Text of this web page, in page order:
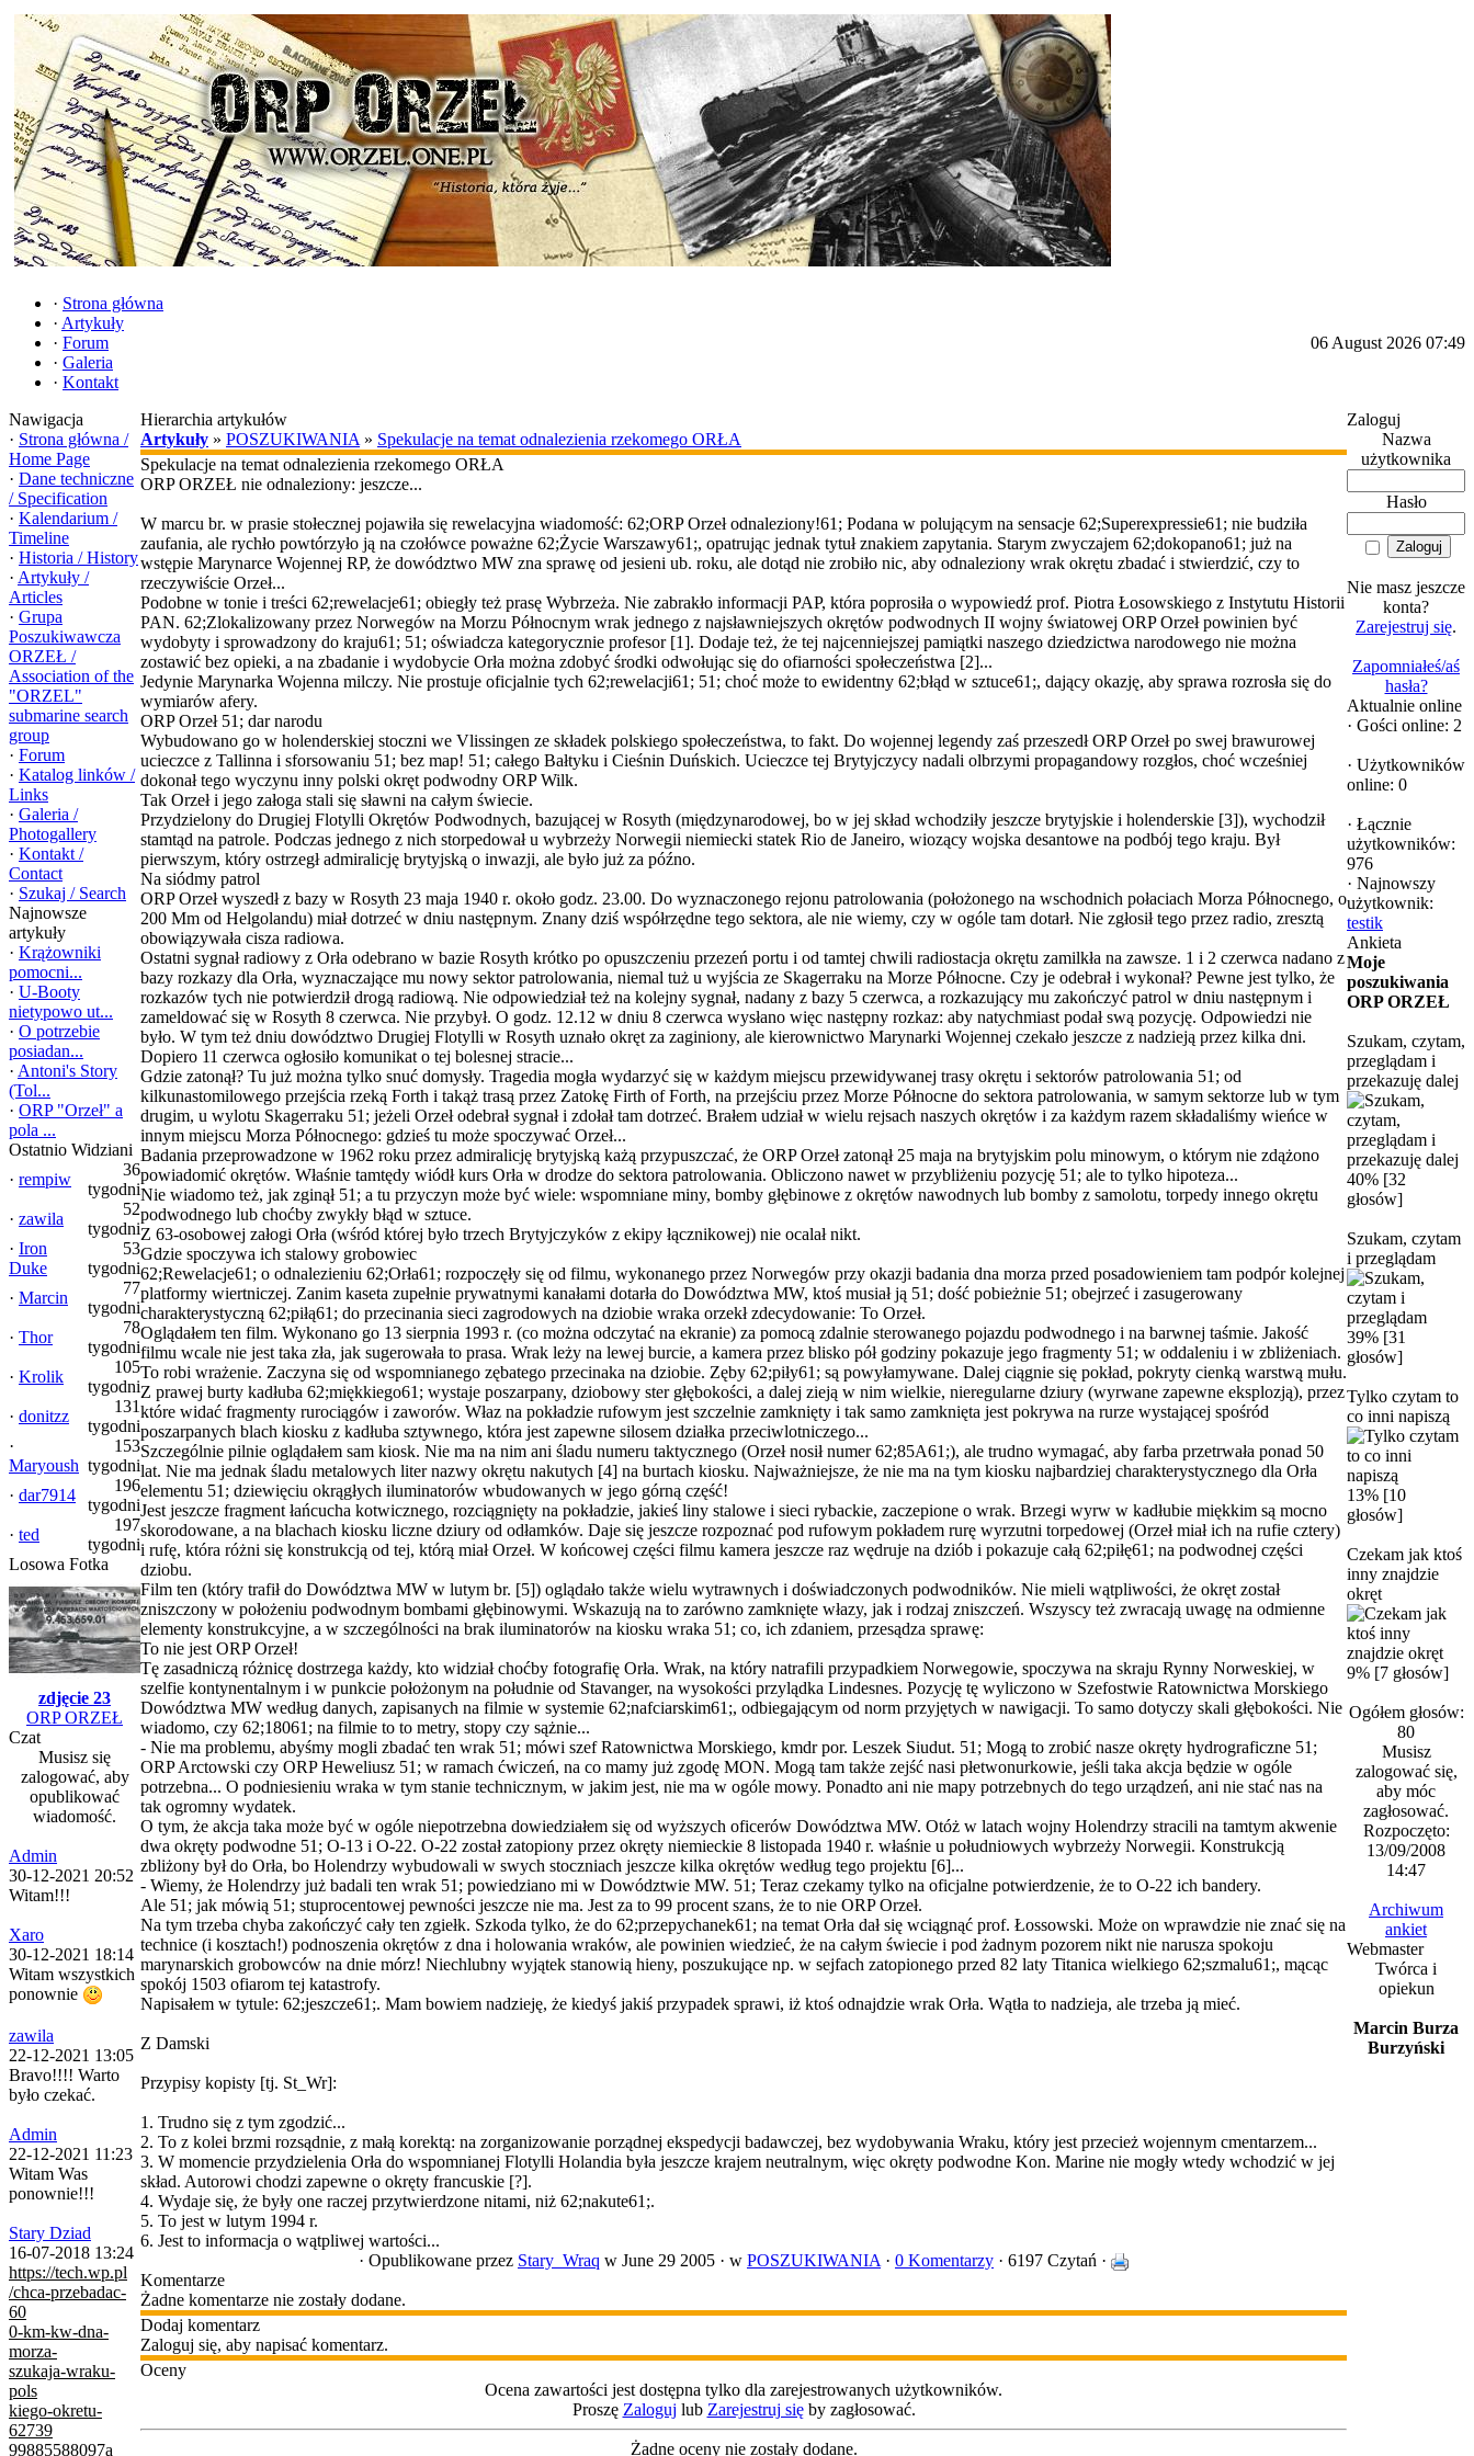
· Strona główna
· Artykuły
· Forum
· Galeria
· Kontakt
06 August 2026 07:49
Nawigacja
· Strona główna /
Home Page
· Dane techniczne
/ Specification
· Kalendarium /
Timeline
· Historia / History
· Artykuły /
Articles
· Grupa
Poszukiwawcza
ORZEŁ /
Association of the
"ORZEL"
submarine search
group
· Forum
· Katalog linków /
Links
· Galeria /
Photogallery
· Kontakt /
Contact
· Szukaj / Search
Najnowsze
artykuły
· Krążowniki
pomocni...
· U-Booty
nietypowo ut...
· O potrzebie
posiadan...
· Antoni's Story
(Tol...
· ORP "Orzeł" a
pola ...
Ostatnio Widziani
· rempiw
36
tygodni
· zawila
52
tygodni
· Iron
Duke
53
tygodni
· Marcin
77
tygodni
· Thor
78
tygodni
· Krolik
105
tygodni
· donitzz
131
tygodni
·
Maryoush
153
tygodni
· dar7914
196
tygodni
· ted
197
tygodni
Losowa Fotka
zdjęcie 23
ORP ORZEŁ
Czat
Musisz się
zalogować, aby
opublikować
wiadomość.
Admin
30-12-2021 20:52
Witam!!!
Xaro
30-12-2021 18:14
Witam wszystkich
ponownie
zawila
22-12-2021 13:05
Bravo!!!! Warto
było czekać.
Admin
22-12-2021 11:23
Witam Was
ponownie!!!
Stary Dziad
16-07-2018 13:24
https://tech.wp.pl
/chca-przebadac-
60
0-km-kw-dna-
morza-
szukaja-wraku-
pols
kiego-okretu-
62739
99885588097a
Hierarchia artykułów
Artykuły » POSZUKIWANIA » Spekulacje na temat odnalezienia rzekomego ORŁA
Spekulacje na temat odnalezienia rzekomego ORŁA
ORP ORZEŁ nie odnaleziony: jeszcze...
W marcu br. w prasie stołecznej pojawiła się rewelacyjna wiadomość: 62;ORP Orzeł odnaleziony!61; Podana w polującym na sensacje 62;Superexpressie61; nie budziła
zaufania, ale rychło powtórzyło ją na czołówce poważne 62;Życie Warszawy61;, opatrując jednak tytuł znakiem zapytania. Starym zwyczajem 62;dokopano61; już na
wstępie Marynarce Wojennej RP, że dowództwo MW zna sprawę od jesieni ub. roku, ale dotąd nie zrobiło nic, aby odnaleziony wrak okrętu zbadać i stwierdzić, czy to
rzeczywiście Orzeł...
Podobne w tonie i treści 62;rewelacje61; obiegły też prasę Wybrzeża. Nie zabrakło informacji PAP, która poprosiła o wypowiedź prof. Piotra Łosowskiego z Instytutu Historii
PAN. 62;Zlokalizowany przez Norwegów na Morzu Północnym wrak jednego z najsławniejszych okrętów podwodnych II wojny światowej ORP Orzeł powinien być
wydobyty i sprowadzony do kraju61; 51; oświadcza kategorycznie profesor [1]. Dodaje też, że tej najcenniejszej pamiątki naszego dziedzictwa narodowego nie można
zostawić bez opieki, a na zbadanie i wydobycie Orła można zdobyć środki odwołując się do ofiarności społeczeństwa [2]...
Jedynie Marynarka Wojenna milczy. Nie prostuje oficjalnie tych 62;rewelacji61; 51; choć może to ewidentny 62;błąd w sztuce61;, dający okazję, aby sprawa rozrosła się do
wymiarów afery.
ORP Orzeł 51; dar narodu
Wybudowano go w holenderskiej stoczni we Vlissingen ze składek polskiego społeczeństwa, to fakt. Do wojennej legendy zaś przeszedł ORP Orzeł po swej brawurowej
ucieczce z Tallinna i sforsowaniu 51; bez map! 51; całego Bałtyku i Cieśnin Duńskich. Ucieczce tej Brytyjczycy nadali olbrzymi propagandowy rozgłos, choć wcześniej
dokonał tego wyczynu inny polski okręt podwodny ORP Wilk.
Tak Orzeł i jego załoga stali się sławni na całym świecie.
Przydzielony do Drugiej Flotylli Okrętów Podwodnych, bazującej w Rosyth (międzynarodowej, bo w jej skład wchodziły jeszcze brytyjskie i holenderskie [3]), wychodził
stamtąd na patrole. Podczas jednego z nich storpedował u wybrzeży Norwegii niemiecki statek Rio de Janeiro, wiozący wojska desantowe na podbój tego kraju. Był
pierwszym, który ostrzegł admiralicję brytyjską o inwazji, ale było już za późno.
Na siódmy patrol
ORP Orzeł wyszedł z bazy w Rosyth 23 maja 1940 r. około godz. 23.00. Do wyznaczonego rejonu patrolowania (położonego na wschodnich połaciach Morza Północnego, o
200 Mm od Helgolandu) miał dotrzeć w dniu następnym. Znany dziś współrzędne tego sektora, ale nie wiemy, czy w ogóle tam dotarł. Nie zgłosił tego przez radio, zresztą
obowiązywała cisza radiowa.
Ostatni sygnał radiowy z Orła odebrano w bazie Rosyth krótko po opuszczeniu przezeń portu i od tamtej chwili radiostacja okrętu zamilkła na zawsze. 1 i 2 czerwca nadano z
bazy rozkazy dla Orła, wyznaczające mu nowy sektor patrolowania, niemal tuż u wyjścia ze Skagerraku na Morze Północne. Czy je odebrał i wykonał? Pewne jest tylko, że
rozkazów tych nie potwierdził drogą radiową. Nie odpowiedział też na kolejny sygnał, nadany z bazy 5 czerwca, a rozkazujący mu zakończyć patrol w dniu następnym i
zameldować się w Rosyth 8 czerwca. Nie przybył. O godz. 12.12 w dniu 8 czerwca wysłano więc następny rozkaz: aby natychmiast podał swą pozycję. Odpowiedzi nie
było. W tym też dniu dowództwo Drugiej Flotylli w Rosyth uznało okręt za zaginiony, ale kierownictwo Marynarki Wojennej czekało jeszcze z nadzieją przez kilka dni.
Dopiero 11 czerwca ogłosiło komunikat o tej bolesnej stracie...
Gdzie zatonął? Tu już można tylko snuć domysły. Tragedia mogła wydarzyć się w każdym miejscu przewidywanej trasy okrętu i sektorów patrolowania 51; od
kilkunastomilowego przejścia rzeką Forth i takąż trasą przez Zatokę Firth of Forth, na przejściu przez Morze Północne do sektora patrolowania, w samym sektorze lub w tym
drugim, u wylotu Skagerraku 51; jeżeli Orzeł odebrał sygnał i zdołał tam dotrzeć. Brałem udział w wielu rejsach naszych okrętów i za każdym razem składaliśmy wieńce w
innym miejscu Morza Północnego: gdzieś tu może spoczywać Orzeł...
Badania przeprowadzone w 1962 roku przez admiralicję brytyjską każą przypuszczać, że ORP Orzeł zatonął 25 maja na brytyjskim polu minowym, o którym nie zdążono
powiadomić okrętów. Właśnie tamtędy wiódł kurs Orła w drodze do sektora patrolowania. Obliczono nawet w przybliżeniu pozycję 51; ale to tylko hipoteza...
Nie wiadomo też, jak zginął 51; a tu przyczyn może być wiele: wspomniane miny, bomby głębinowe z okrętów nawodnych lub bomby z samolotu, torpedy innego okrętu
podwodnego lub choćby zwykły błąd w sztuce.
Z 63-osobowej załogi Orła (wśród której było trzech Brytyjczyków z ekipy łącznikowej) nie ocalał nikt.
Gdzie spoczywa ich stalowy grobowiec
62;Rewelacje61; o odnalezieniu 62;Orła61; rozpoczęły się od filmu, wykonanego przez Norwegów przy okazji badania dna morza przed posadowieniem tam podpór kolejnej
platformy wiertniczej. Zanim kaseta zupełnie prywatnymi kanałami dotarła do Dowództwa MW, ktoś musiał ją 51; dość pobieżnie 51; obejrzeć i zasugerowany
charakterystyczną 62;piłą61; do przecinania sieci zagrodowych na dziobie wraka orzekł zdecydowanie: To Orzeł.
Oglądałem ten film. Wykonano go 13 sierpnia 1993 r. (co można odczytać na ekranie) za pomocą zdalnie sterowanego pojazdu podwodnego i na barwnej taśmie. Jakość
filmu wcale nie jest taka zła, jak sugerowała to prasa. Wrak leży na lewej burcie, a kamera przez blisko pół godziny pokazuje jego fragmenty 51; w oddaleniu i w zbliżeniach.
To robi wrażenie. Zaczyna się od wspomnianego zębatego przecinaka na dziobie. Zęby 62;piły61; są powyłamywane. Dalej ciągnie się pokład, pokryty cienką warstwą mułu.
Z prawej burty kadłuba 62;miękkiego61; wystaje poszarpany, dziobowy ster głębokości, a dalej zieją w nim wielkie, nieregularne dziury (wyrwane zapewne eksplozją), przez
które widać fragmenty rurociągów i zaworów. Właz na pokładzie rufowym jest szczelnie zamknięty i tak samo zamknięta jest pokrywa na rurze wystającej spośród
poszarpanych blach kiosku z kadłuba sztywnego, która jest zapewne silosem działka przeciwlotniczego...
Szczególnie pilnie oglądałem sam kiosk. Nie ma na nim ani śladu numeru taktycznego (Orzeł nosił numer 62;85A61;), ale trudno wymagać, aby farba przetrwała ponad 50
lat. Nie ma jednak śladu metalowych liter nazwy okrętu nakutych [4] na burtach kiosku. Najważniejsze, że nie ma na tym kiosku najbardziej charakterystycznego dla Orła
elementu 51; dziewięciu okrągłych iluminatorów wbudowanych w jego górną część!
Jest jeszcze fragment łańcucha kotwicznego, rozciągnięty na pokładzie, jakieś liny stalowe i sieci rybackie, zaczepione o wrak. Brzegi wyrw w kadłubie miękkim są mocno
skorodowane, a na blachach kiosku liczne dziury od odłamków. Daje się jeszcze rozpoznać pod rufowym pokładem rurę wyrzutni torpedowej (Orzeł miał ich na rufie cztery)
i rufę, która różni się konstrukcją od tej, którą miał Orzeł. W końcowej części filmu kamera jeszcze raz wędruje na dziób i pokazuje całą 62;piłę61; na podwodnej części
dziobu.
Film ten (który trafił do Dowództwa MW w lutym br. [5]) oglądało także wielu wytrawnych i doświadczonych podwodników. Nie mieli wątpliwości, że okręt został
zniszczony w położeniu podwodnym bombami głębinowymi. Wskazują na to zarówno zamknięte włazy, jak i rodzaj zniszczeń. Wszyscy też zwracają uwagę na odmienne
elementy konstrukcyjne, a w szczególności na brak iluminatorów na kiosku wraka 51; co, ich zdaniem, przesądza sprawę:
To nie jest ORP Orzeł!
Tę zasadniczą różnicę dostrzega każdy, kto widział choćby fotografię Orła. Wrak, na który natrafili przypadkiem Norwegowie, spoczywa na skraju Rynny Norweskiej, w
szelfie kontynentalnym i w punkcie położonym na południe od Stavanger, na wysokości przylądka Lindesnes. Pozycję tę wyliczono w Szefostwie Ratownictwa Morskiego
Dowództwa MW według danych, zapisanych na filmie w systemie 62;nafciarskim61;, odbiegającym od norm przyjętych w nawigacji. To samo dotyczy skali głębokości. Nie
wiadomo, czy 62;18061; na filmie to to metry, stopy czy sążnie...
- Nie ma problemu, abyśmy mogli zbadać ten wrak 51; mówi szef Ratownictwa Morskiego, kmdr por. Leszek Siudut. 51; Mogą to zrobić nasze okręty hydrograficzne 51;
ORP Arctowski czy ORP Heweliusz 51; w ramach ćwiczeń, na co mamy już zgodę MON. Mogą tam także zejść nasi płetwonurkowie, jeśli taka akcja będzie w ogóle
potrzebna... O podniesieniu wraka w tym stanie technicznym, w jakim jest, nie ma w ogóle mowy. Ponadto ani nie mapy potrzebnych do tego urządzeń, ani nie stać nas na
tak ogromny wydatek.
O tym, że akcja taka może być w ogóle niepotrzebna dowiedziałem się od wyższych oficerów Dowództwa MW. Otóż w latach wojny Holendrzy stracili na tamtym akwenie
dwa okręty podwodne 51; O-13 i O-22. O-22 został zatopiony przez okręty niemieckie 8 listopada 1940 r. właśnie u południowych wybrzeży Norwegii. Konstrukcją
zbliżony był do Orła, bo Holendrzy wybudowali w swych stoczniach jeszcze kilka okrętów według tego projektu [6]...
- Wiemy, że Holendrzy już badali ten wrak 51; powiedziano mi w Dowództwie MW. 51; Teraz czekamy tylko na oficjalne potwierdzenie, że to O-22 ich bandery.
Ale 51; jak mówią 51; stuprocentowej pewności jeszcze nie ma. Jest za to 99 procent szans, że to nie ORP Orzeł.
Na tym trzeba chyba zakończyć cały ten zgiełk. Szkoda tylko, że do 62;przepychanek61; na temat Orła dał się wciągnąć prof. Łossowski. Może on wprawdzie nie znać się na
technice (i kosztach!) podnoszenia okrętów z dna i holowania wraków, ale powinien wiedzieć, że na całym świecie i pod żadnym pozorem nikt nie narusza spokoju
marynarskich grobowców na dnie mórz! Niechlubny wyjątek stanowią hieny, poszukujące np. w sejfach zatopionego przed 82 laty Titanica wielkiego 62;szmalu61;, mącąc
spokój 1503 ofiarom tej katastrofy.
Napisałem w tytule: 62;jeszcze61;. Mam bowiem nadzieję, że kiedyś jakiś przypadek sprawi, iż ktoś odnajdzie wrak Orła. Wątła to nadzieja, ale trzeba ją mieć.
Z Damski
Przypisy kopisty [tj. St_Wr]:
1. Trudno się z tym zgodzić...
2. To z kolei brzmi rozsądnie, z małą korektą: na zorganizowanie porządnej ekspedycji badawczej, bez wydobywania Wraku, który jest przecież wojennym cmentarzem...
3. W momencie przydzielenia Orła do wspomnianej Flotylli Holandia była jeszcze krajem neutralnym, więc okręty podwodne Kon. Marine nie mogły wtedy wchodzić w jej
skład. Autorowi chodzi zapewne o okręty francuskie [?].
4. Wydaje się, że były one raczej przytwierdzone nitami, niż 62;nakute61;.
5. To jest w lutym 1994 r.
6. Jest to informacja o wątpliwej wartości...
· Opublikowane przez Stary_Wraq w June 29 2005 · w POSZUKIWANIA · 0 Komentarzy · 6197 Czytań ·
Komentarze
Żadne komentarze nie zostały dodane.
Dodaj komentarz
Zaloguj się, aby napisać komentarz.
Oceny
Ocena zawartości jest dostępna tylko dla zarejestrowanych użytkowników.
Proszę Zaloguj lub Zarejestruj sięby zagłosować.
Żadne oceny nie zostały dodane.
Zaloguj
Nazwa
użytkownika
Hasło
Nie masz jeszcze
konta?
Zarejestruj się.
Zapomniałeś/aś
hasła?
Aktualnie online
· Gości online: 2
· Użytkowników
online: 0
· Łącznie
użytkowników:
976
· Najnowszy
użytkownik:
testik
Ankieta
Moje
poszukiwania
ORP ORZEŁ
Szukam, czytam,
przeglądam i
przekazuję dalej
40% [32
głosów]
Szukam, czytam
i przeglądam
39% [31
głosów]
Tylko czytam to
co inni napiszą
13% [10
głosów]
Czekam jak ktoś
inny znajdzie
okręt
9% [7 głosów]
Ogółem głosów:
80
Musisz
zalogować się,
aby móc
zagłosować.
Rozpoczęto:
13/09/2008
14:47
Archiwum
ankiet
Webmaster
Twórca i
opiekun
Marcin Burza
Burzyński